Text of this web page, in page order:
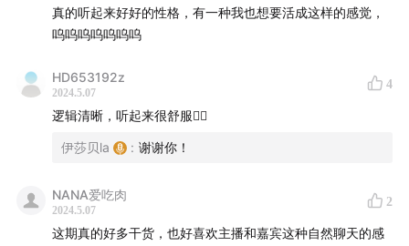
内核只能自己寻找
得的东西
间的关系
25:22 男粉“不值钱”，消费还是得女性拉动
如何看待和粉丝的关系，粉丝也在影响博主的内容
真的听起来好好的性格，有一种我也想要活成这样的感觉，
呜呜呜呜呜呜呜
HD653192z
2024.5.07
4
逻辑清晰，听起来很舒服👍🏻
伊莎贝la : 谢谢你！
NANA爱吃肉
2024.5.07
2
这期真的好多干货，也好喜欢主播和嘉宾这种自然聊天的感